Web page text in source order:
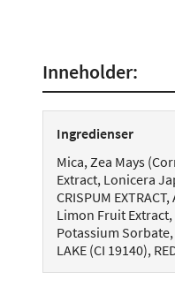
Inneholder:
Ingredienser
Mica, Zea Mays
Extract, Lonicera
CRISPUM
Limon Fruit
Potassium Sorbate,
LAKE (CI 19140),